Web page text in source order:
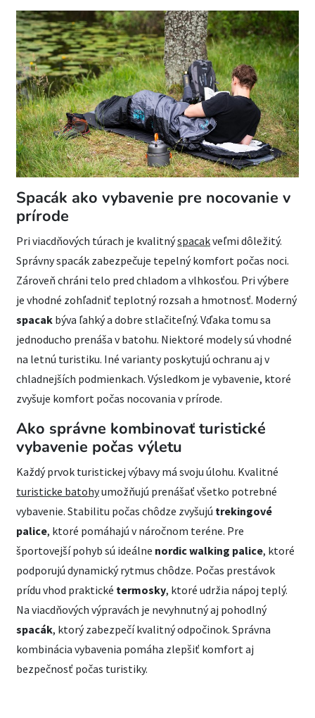
Spacák ako vybavenie pre nocovanie v
prírode
Pri viacdňových túrach je kvalitnýspacakveľmi dôležitý.
Správny spacák zabezpečuje tepelný komfort počas noci.
Zároveň chráni telo pred chladom a vlhkosťou. Pri výbere
je vhodné zohľadniť teplotný rozsah a hmotnosť. Moderný
spacak býva ľahký a dobre stlačiteľný. Vďaka tomu sa
jednoducho prenáša v batohu. Niektoré modely sú vhodné
na letnú turistiku. Iné varianty poskytujú ochranu aj v
chladnejších podmienkach. Výsledkom je vybavenie, ktoré
zvyšuje komfort počas nocovania v prírode.
Ako správne kombinovať turistické
vybavenie počas výletu
Každý prvok turistickej výbavy má svoju úlohu. Kvalitné
turisticke batohyumožňujú prenášať všetko potrebné
vybavenie. Stabilitu počas chôdze zvyšujú trekingové
palice, ktoré pomáhajú v náročnom teréne. Pre
športovejší pohyb sú ideálne nordic walking palice, ktoré
podporujú dynamický rytmus chôdze. Počas prestávok
prídu vhod praktické termosky, ktoré udržia nápoj teplý.
Na viacdňových výpravách je nevyhnutný aj pohodlný
spacák, ktorý zabezpečí kvalitný odpočinok. Správna
kombinácia vybavenia pomáha zlepšiť komfort aj
bezpečnosť počas turistiky.